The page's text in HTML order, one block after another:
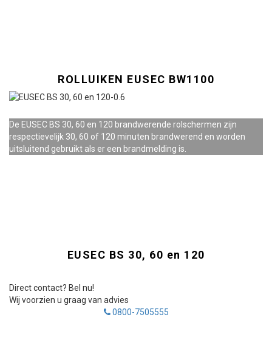
ROLLUIKEN EUSEC BW1100
De EUSEC BS 30, 60 en 120 brandwerende rolschermen zijn
respectievelijk 30, 60 of 120 minuten brandwerend en worden
uitsluitend gebruikt als er een brandmelding is.
EUSEC BS 30, 60 en 120
Direct contact? Bel nu!
Wij voorzien u graag van advies
0800-7505555